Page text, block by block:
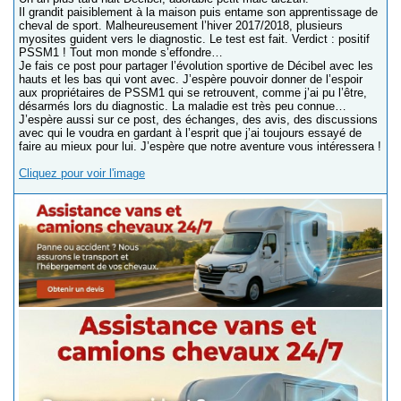
Il grandit paisiblement à la maison puis entame son apprentissage de
cheval de sport. Malheureusement l’hiver 2017/2018, plusieurs
myosites guident vers le diagnostic. Le test est fait. Verdict : positif
PSSM1 ! Tout mon monde s’effondre…
Je fais ce post pour partager l’évolution sportive de Décibel avec les
hauts et les bas qui vont avec. J’espère pouvoir donner de l’espoir
aux propriétaires de PSSM1 qui se retrouvent, comme j’ai pu l’être,
désarmés lors du diagnostic. La maladie est très peu connue…
J’espère aussi sur ce post, des échanges, des avis, des discussions
avec qui le voudra en gardant à l’esprit que j’ai toujours essayé de
faire au mieux pour lui. J’espère que notre aventure vous intéressera !
Cliquez pour voir l'image